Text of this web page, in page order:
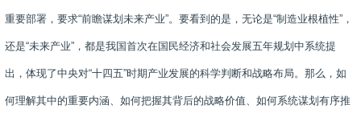
重要部署，要求“前瞻谋划未来产业”。要看到的是，无论是“制造业根植性”，
还是“未来产业”，都是我国首次在国民经济和社会发展五年规划中系统提
出，体现了中央对“十四五”时期产业发展的科学判断和战略布局。那么，如
何理解其中的重要内涵、如何把握其背后的战略价值、如何系统谋划有序推